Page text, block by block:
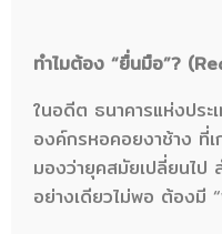
ทำไมต้อง “ยื่นมือ”?
ในอดีต ธนาคารแห่งประ
องค์กรหอคอยงาช้าง ที่เ
มองว่ายุคสมัยเปลี่ยนไป
อย่างเดียวไม่พอ ต้องมี